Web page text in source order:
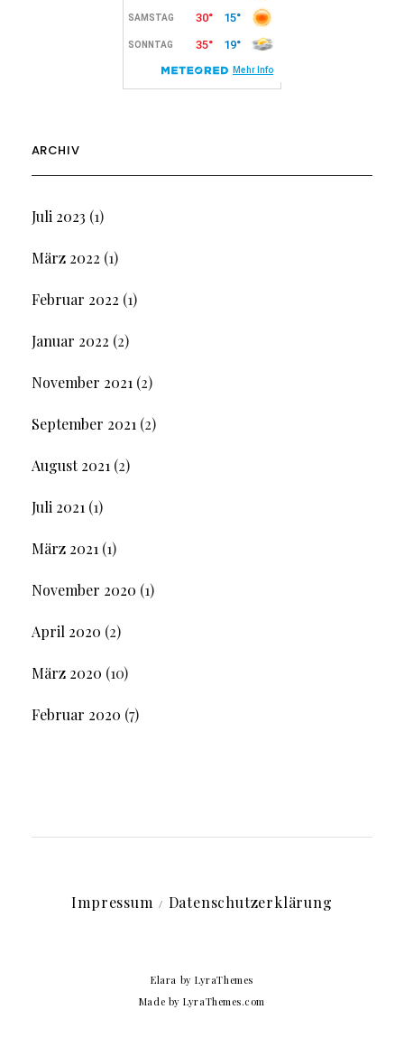
ARCHIV
Juli 2023 (1)
März 2022 (1)
Februar 2022 (1)
Januar 2022 (2)
November 2021(2)
September 2021(2)
August 2021(2)
Juli 2021(1)
März 2021(1)
November 2020 (1)
April 2020 (2)
März 2020 (10)
Februar 2020 (7)
Impressum Datenschutzerklärung
Elara by LyraThemes
Made byLyraThemes.com